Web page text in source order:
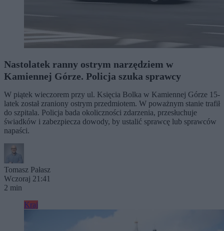
Nastolatek ranny ostrym narzędziem w
Kamiennej Górze. Policja szuka sprawcy
W piątek wieczorem przy ul. Księcia Bolka w Kamiennej Górze 15-
latek został zraniony ostrym przedmiotem. W poważnym stanie trafił
do szpitala. Policja bada okoliczności zdarzenia, przesłuchuje
świadków i zabezpiecza dowody, by ustalić sprawcę lub sprawców
napaści.
Tomasz Pałasz
Wczoraj 21:41
2 min
Kraj